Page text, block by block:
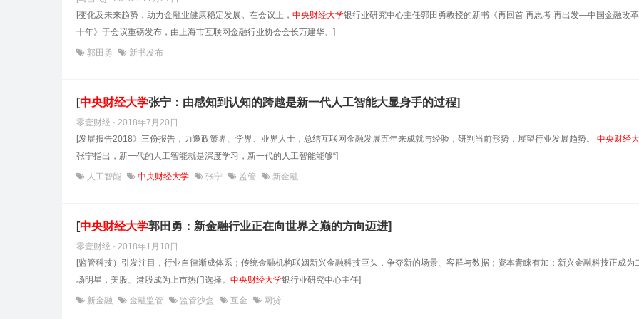
[变化及未来趋势，助力金融业健康稳定发展。在会议上， 中央财经大学银行业研究中心主任郭田勇教授的新书《再回首 再思考 再出发—中国金融改
十年》于会议重磅发布，由上海市互联网金融行业协会会长万建华、]
郭田勇 新书发布
[中央财经大学张宁：由感知到认知的跨越是新一代人工智能大显身手的过程]
零壹财经 · 2018年7月20日
[发展报告2018》三份报告，力邀政策界、学界、业界人士，总结互联网金融发展五年来成就与经验，研判当前形势，展望行业发展趋势。 中央财经
张宁指出，新一代的人工智能就是深度学习，新一代的人工智能能够“]
人工智能 中央财经大学 张宁 监管 新金融
[中央财经大学郭田勇：新金融行业正在向世界之巅的方向迈进]
零壹财经 · 2018年1月10日
[监管科技）引发注目，行业自律渐成体系；传统金融机构联姻新兴金融科技巨头，争夺新的场景、客群与数据；资本青睐有加：新兴金融科技正成为
场明星，美股、港股成为上市热门选择。 中央财经大学银行业研究中心主任]
新金融 金融监管 监管沙盒 互金 网贷